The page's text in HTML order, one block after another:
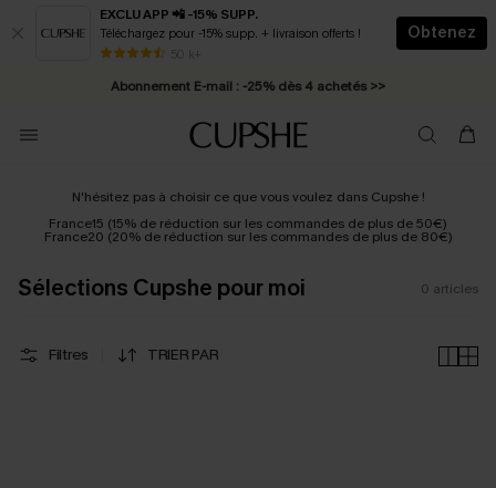
EXCLU APP 📲 -15% SUPP.
Téléchargez pour -15% supp. + livraison offerts !
50 k+
Obtenez
* Livraison éclair 2-3 jours ouvrés >>
Abonnement E-mail : -25% dès 4 achetés >>
N'hésitez pas à choisir ce que vous voulez dans Cupshe !
France15 (15% de réduction sur les commandes de plus de 50€)
France20 (20% de réduction sur les commandes de plus de 80€)
Sélections Cupshe pour moi 0 articles
Filtres TRIER PAR